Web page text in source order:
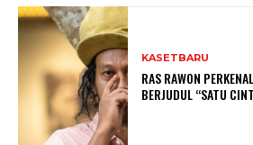
KASETBARU
RAS RAWON
BERJUDUL “SATU